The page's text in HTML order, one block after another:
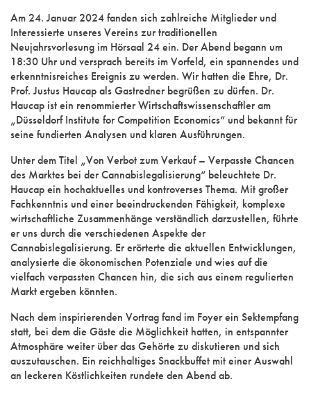
Am 24. Januar 2024 fanden sich zahlreiche Mitglieder und
Interessierte unseres Vereins zur traditionellen
Neujahrsvorlesung im Hörsaal 24 ein. Der Abend begann um
18:30 Uhr und versprach bereits im Vorfeld, ein spannendes und
erkenntnisreiches Ereignis zu werden. Wir hatten die Ehre, Dr.
Prof. Justus Haucap als Gastredner begrüßen zu dürfen. Dr.
Haucap ist ein renommierter Wirtschaftswissenschaftler am
„Düsseldorf Institute for Competition Economics“ und bekannt für
seine fundierten Analysen und klaren Ausführungen.
Unter dem Titel „Von Verbot zum Verkauf – Verpasste Chancen
des Marktes bei der Cannabislegalisierung“ beleuchtete Dr.
Haucap ein hochaktuelles und kontroverses Thema. Mit großer
Fachkenntnis und einer beeindruckenden Fähigkeit, komplexe
wirtschaftliche Zusammenhänge verständlich darzustellen, führte
er uns durch die verschiedenen Aspekte der
Cannabislegalisierung. Er erörterte die aktuellen Entwicklungen,
analysierte die ökonomischen Potenziale und wies auf die
vielfach verpassten Chancen hin, die sich aus einem regulierten
Markt ergeben könnten.
Nach dem inspirierenden Vortrag fand im Foyer ein Sektempfang
statt, bei dem die Gäste die Möglichkeit hatten, in entspannter
Atmosphäre weiter über das Gehörte zu diskutieren und sich
auszutauschen. Ein reichhaltiges Snackbuffet mit einer Auswahl
an leckeren Köstlichkeiten rundete den Abend ab.